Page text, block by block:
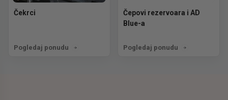
Čekrci
Pogledaj ponudu
Čepovi rezervoara i AD
Blue-a
Pogledaj ponudu